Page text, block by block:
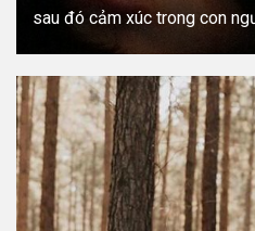
sau đó cảm xúc trong con